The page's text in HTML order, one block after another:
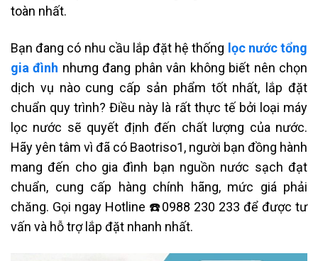
toàn nhất.
Bạn đang có nhu cầu lắp đặt hệ thống lọc nước tổng
gia đình nhưng đang phân vân không biết nên chọn
dịch vụ nào cung cấp sản phẩm tốt nhất, lắp đặt
chuẩn quy trình? Điều này là rất thực tế bởi loại máy
lọc nước sẽ quyết định đến chất lượng của nước.
Hãy yên tâm vì đã có Baotriso1, người bạn đồng hành
mang đến cho gia đình bạn nguồn nước sạch đạt
chuẩn, cung cấp hàng chính hãng, mức giá phải
chăng. Gọi ngay Hotline ☎️0988 230 233 để được tư
vấn và hỗ trợ lắp đặt nhanh nhất.